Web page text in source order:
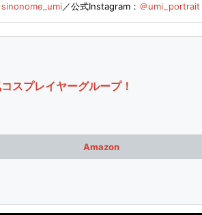
sinonome_umi／公式Instagram： ＠umi_portrait
スプレイヤーグループ！
Amazon